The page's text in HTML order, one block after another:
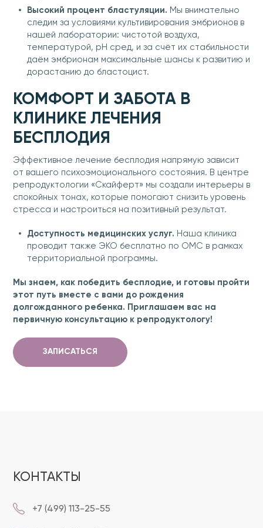
Высокий процент бластуляции. Мы внимательно
следим за условиями культивирования эмбрионов в
нашей лаборатории: чистотой воздуха,
температурой, рН сред, и за счёт их стабильности
даём эмбрионам максимальные шансы к развитию и
дорастанию до бластоцист.
КОМФОРТ И ЗАБОТА В
КЛИНИКЕ ЛЕЧЕНИЯ
БЕСПЛОДИЯ
Эффективное лечение бесплодия напрямую зависит
от вашего психоэмоционального состояния. В центре
репродуктологии «Скайферт» мы создали интерьеры в
спокойных тонах, которые помогают снизить уровень
стресса и настроиться на позитивный результат.
Доступность медицинских услуг. Наша клиника
проводит также ЭКО бесплатно по ОМС в рамках
территориальной программы.
Мы знаем, как победить бесплодие, и готовы пройти
этот путь вместе с вами до рождения
долгожданного ребенка. Приглашаем вас на
первичную консультацию к репродуктологу!
ЗАПИСАТЬСЯ
КОНТАКТЫ
+7 (499) 113-25-55